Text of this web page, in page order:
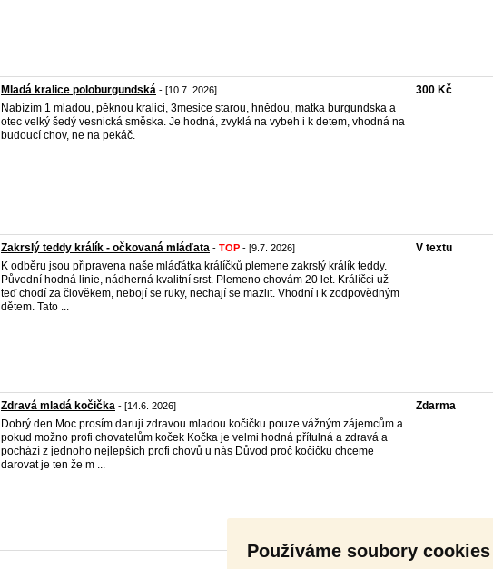
Používáme soubory cookies
Mladá kralice poloburgundská - [10.7. 2026]
Nabízím 1 mladou, pěknou kralici, 3mesice starou, hnědou, matka burgundska a
otec velký šedý vesnická směska. Je hodná, zvyklá na vybeh i k detem, vhodná na
budoucí chov, ne na pekáč.
300 Kč
Zakrslý teddy králík - očkovaná mláďata - TOP - [9.7. 2026]
K odběru jsou připravena naše mláďátka králíčků plemene zakrslý králík teddy.
Původní hodná linie, nádherná kvalitní srst. Plemeno chovám 20 let. Králíčci už
teď chodí za člověkem, nebojí se ruky, nechají se mazlit. Vhodní i k zodpovědným
dětem. Tato ...
V textu
Zdravá mladá kočička - [14.6. 2026]
Dobrý den Moc prosím daruji zdravou mladou kočičku pouze vážným zájemcům a
pokud možno profi chovatelům koček Kočka je velmi hodná přítulná a zdravá a
pochází z jednoho nejlepších profi chovů u nás Důvod proč kočičku chceme
darovat je ten že m ...
Zdarma